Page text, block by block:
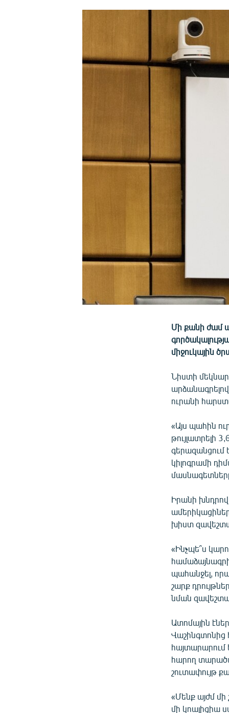
ՄԵԿՆԱԲԱՆՈՒԹՅՈՒՆ
ՁԳՏԵԼՈՎ ԼԱՎԱԳՈՒՅՆԻՆ
Մի քանի ժամ
միջուկային
Նիստի
ուրանի
«Այս պահին
թույլատրելի
գերազանցում
կիլոգրամի
Իրանի
խիստ
«Ինչպե՞ս
պահանջել,
շարք
նման
Ատոմային
Վաշինգտոնից
հայտարարում
հարող
շուտափույթ
«Մենք այժմ մի
մի կոալիցիա